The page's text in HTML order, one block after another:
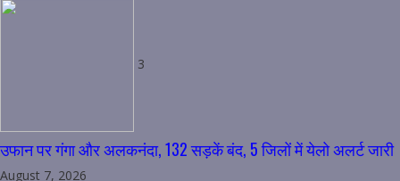
3
उफान पर गंगा और अलकनंदा, 132 सड़कें बंद, 5 जिलों में येलो अलर्ट जारी
August 7, 2026